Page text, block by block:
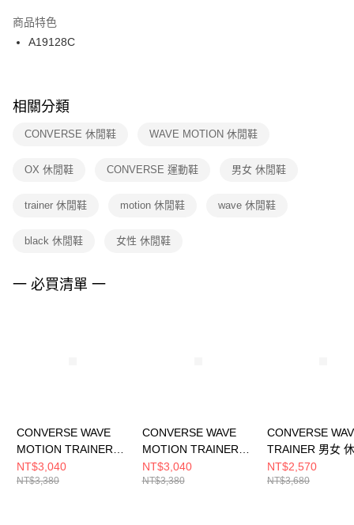
２．訂單成立數日內，您將收到繳費通知簡訊。
３．收到繳費通知簡訊後14天內，點擊此簡訊中的連結，可透過四大超商／
ATM／網路銀行／等多元方式進行付款，方視為交易完成。
※ 交易是否成功請以「AFTEE先享後付 」之結帳頁面顯示為準，若有關於
是否繳費成功／繳費後需取消欲退款等相關疑問，請聯繫「AFTEE先享後付
客戶支援中心」 https://netprotections.freshdesk.com/support/home
１．透過由恩沛科技股份有限公司提供之「AFTEE先享後付」服務完成之交
權轉讓予恩沛科技股份有限公司。
３．未成年的使用者請事先徵得法定代理人或監護人之同意方可使用
４．使用「AFTEE先享後付」時，將依據個別帳號之用戶狀況，依本公司即
付款後門市自取
每筆NT$100，滿NT$1,500(含以上)免運費
商品特色
A19128C
相關分類
CONVERSE 休閒鞋 WAVE MOTION 休閒鞋
OX 休閒鞋 CONVERSE 運動鞋 男女 休閒鞋
trainer 休閒鞋 motion 休閒鞋 wave 休閒鞋
black 休閒鞋 女性 休閒鞋
一 必買清單 一
CONVERSE WAVE
MOTION TRAINER
OX WHITE 男女 休閒
鞋 A19127C
NT$3,040
NT$3,380
CONVERSE WAVE
MOTION TRAINER
OX SILVER 男女 休閒
鞋 A19129C
NT$3,040
NT$3,380
CONVERSE
TRAINER 男女
A12837C
NT$2,570
NT$3,680